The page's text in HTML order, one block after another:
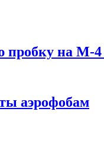
пробку на М-
аэрофобам